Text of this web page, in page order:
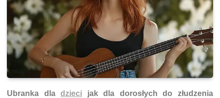
Ubranka dladzieci jak dla dorosłych do złudzenia